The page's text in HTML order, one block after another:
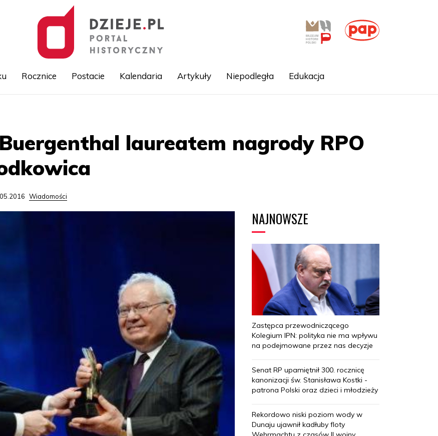
Rocznice Postacie Kalendaria Artykuły Niepodległa Edukacja
laureatem nagrody RPO
Wiadomości
NAJNOWSZE
Zastępca przewodniczącego
Kolegium IPN: polityka nie ma wpływu
na podejmowane przez nas decyzje
Senat RP upamiętnił 300. rocznicę
kanonizacji św. Stanisława Kostki -
patrona Polski oraz dzieci i młodzieży
Rekordowo niski poziom wody w
Dunaju ujawnił kadłuby floty